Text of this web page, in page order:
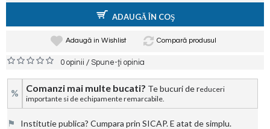
ADAUGĂ ÎN COŞ
Adaugă in Wishlist Compară produsul
0 opinii /Spune-ţi opinia
% Comanzi mai multe bucati? Te bucuri de reduceri
importante si de echipamente remarcabile.
⚑ Institutie publica? Cumpara prin SICAP. E atat de simplu.